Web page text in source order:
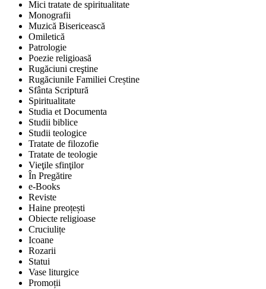
Mici tratate de spiritualitate
Monografii
Muzică Bisericească
Omiletică
Patrologie
Poezie religioasă
Rugăciuni creştine
Rugăciunile Familiei Creștine
Sfânta Scriptură
Spiritualitate
Studia et Documenta
Studii biblice
Studii teologice
Tratate de filozofie
Tratate de teologie
Vieţile sfinţilor
În Pregătire
e-Books
Reviste
Haine preoțești
Obiecte religioase
Cruciulițe
Icoane
Rozarii
Statui
Vase liturgice
Promoții